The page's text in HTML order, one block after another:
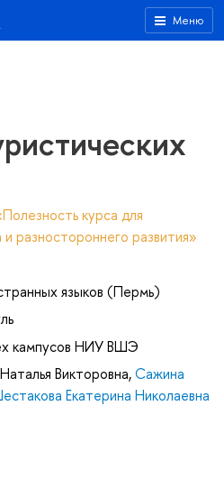
Меню
курса для
разностороннего развития»
языков (Пермь)
кампусов НИУ ВШЭ
Викторовна,Сажина
Екатерина Николаевна